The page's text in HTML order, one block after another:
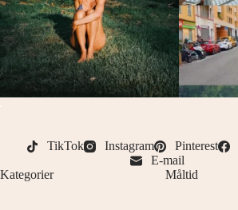
TikTok Instagram Pinterest
E-mail
Kategorier
Måltid